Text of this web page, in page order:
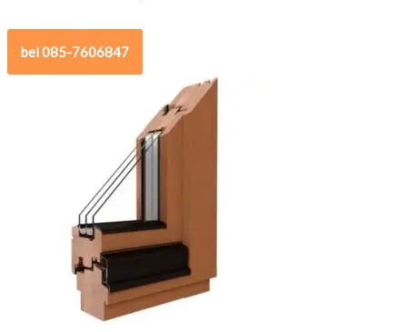
bel 085-7606847